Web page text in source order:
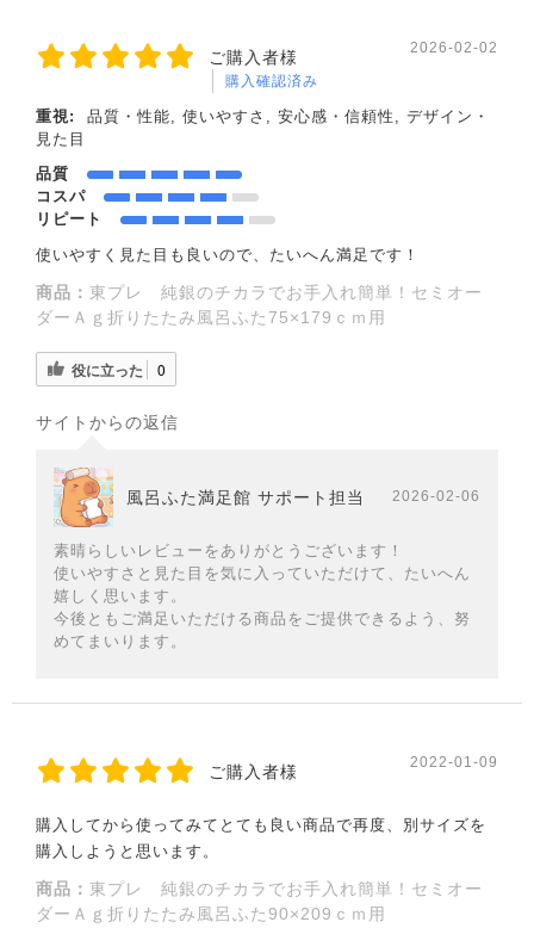
ご購入者様
購入確認済み
2026-02-02
重視:
品質・性能, 使いやすさ, 安心感・信頼性, デザイン・
見た目
品質
コスパ
リピート
使いやすく見た目も良いので、たいへん満足です！
商品： 東プレ 純銀のチカラでお手入れ簡単！セミオー
ダーＡｇ折りたたみ風呂ふた75×179ｃｍ用
役に立った 0
サイトからの返信
風呂ふた満足館 サポート担当 2026-02-06
素晴らしいレビューをありがとうございます！
使いやすさと見た目を気に入っていただけて、たいへん
嬉しく思います。
今後ともご満足いただける商品をご提供できるよう、努
めてまいります。
ご購入者様 2022-01-09
購入してから使ってみてとても良い商品で再度、別サイズを
購入しようと思います。
商品： 東プレ 純銀のチカラでお手入れ簡単！セミオー
ダーＡｇ折りたたみ風呂ふた90×209ｃｍ用